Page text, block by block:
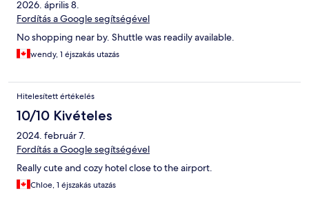
2026. április 8.
Fordítás a Google segítségével
No shopping near by. Shuttle was readily available.
wendy, 1 éjszakás utazás
Hitelesített értékelés
10/10 Kivételes
2024. február 7.
Fordítás a Google segítségével
Really cute and cozy hotel close to the airport.
Chloe, 1 éjszakás utazás